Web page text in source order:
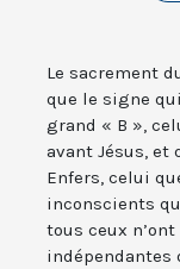
Le sacrement
que le signe
grand « B »,
avant Jésus, et
Enfers, celui
inconscients
tous ceux
indépendantes